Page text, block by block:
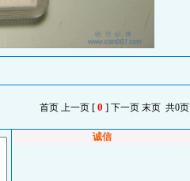
首页 上一页 [ 0 ] 下一页 末页 共0页
诚信